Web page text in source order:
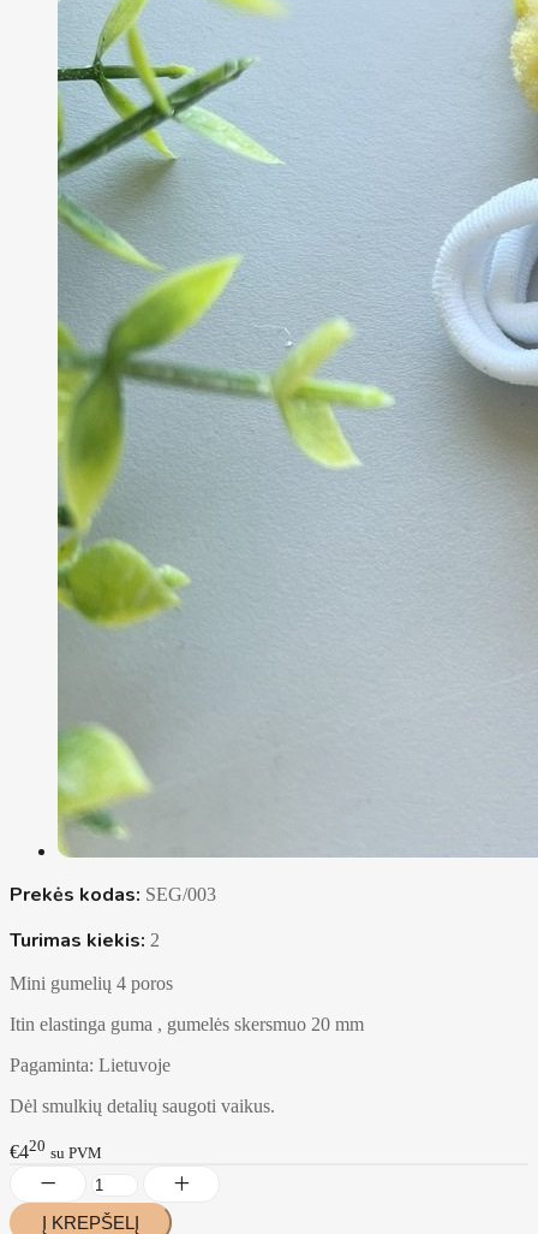
Prekės kodas: SEG/003
Turimas kiekis: 2
Mini gumelių 4 poros
Itin elastinga guma , gumelės skersmuo 20 mm
Pagaminta: Lietuvoje
Dėl smulkių detalių saugoti vaikus.
€420 su PVM